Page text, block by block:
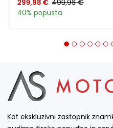
299,98 € 499,96 €
40% popusta
Kot ekskluzivni zastopnik